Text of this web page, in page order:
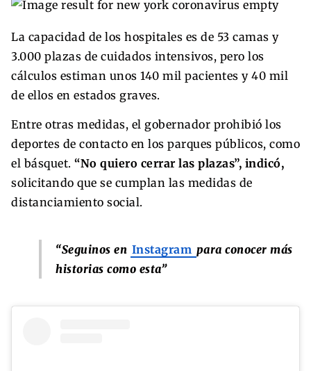
La capacidad de los hospitales es de 53 camas y
3.000 plazas de cuidados intensivos, pero los
cálculos estiman unos 140 mil pacientes y 40 mil
de ellos en estados graves.
Entre otras medidas, el gobernador prohibió los
deportes de contacto en los parques públicos, como
el básquet. “No quiero cerrar las plazas”, indicó,
solicitando que se cumplan las medidas de
distanciamiento social.
“Seguinos en Instagram para conocer más
historias como esta”